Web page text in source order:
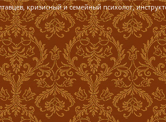
кризисный и семейный психолог,